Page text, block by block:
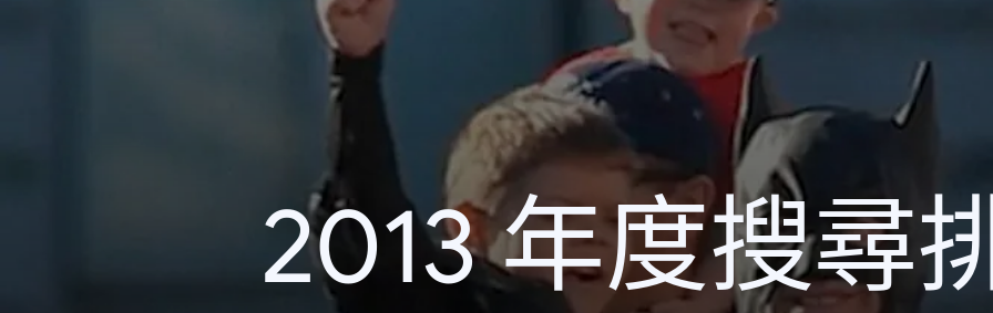
2013 年度搜尋